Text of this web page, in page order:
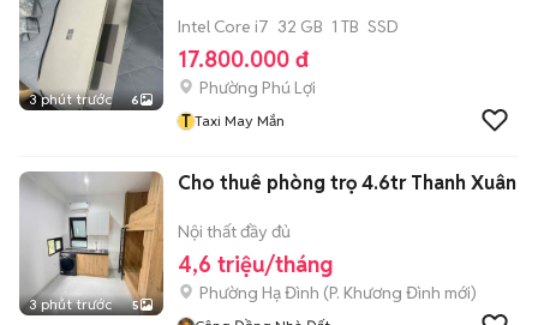
3 phút trước 6
Intel Core i7 32 GB 1 TB SSD
17.800.000 đ
Phường Phú Lợi
T Taxi May Mắn
3 phút trước 5
Cho thuê phòng trọ 4.6tr Thanh Xuân
Nội thất đầy đủ
4,6 triệu/tháng
Phường Hạ Đình (P. Khương Đình mới)